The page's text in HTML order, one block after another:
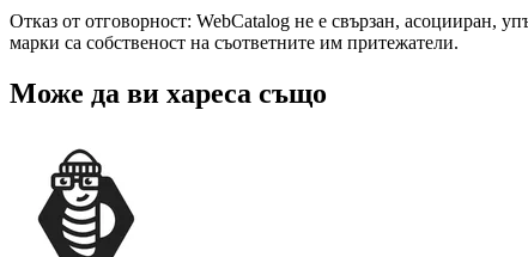
Отказ от отговорност: WebCatalog не е свързан, асоцииран,
марки са собственост на съответните им притежатели.
Може да ви хареса също